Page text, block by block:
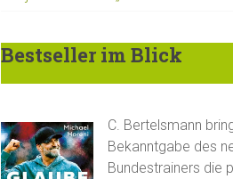
Bestseller im Blick
C. Bertelsmann
Bekanntgabe des
Bundestrainers die